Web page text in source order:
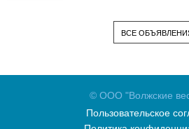
ВСЕ
© ООО "Волжские
Пользовательское